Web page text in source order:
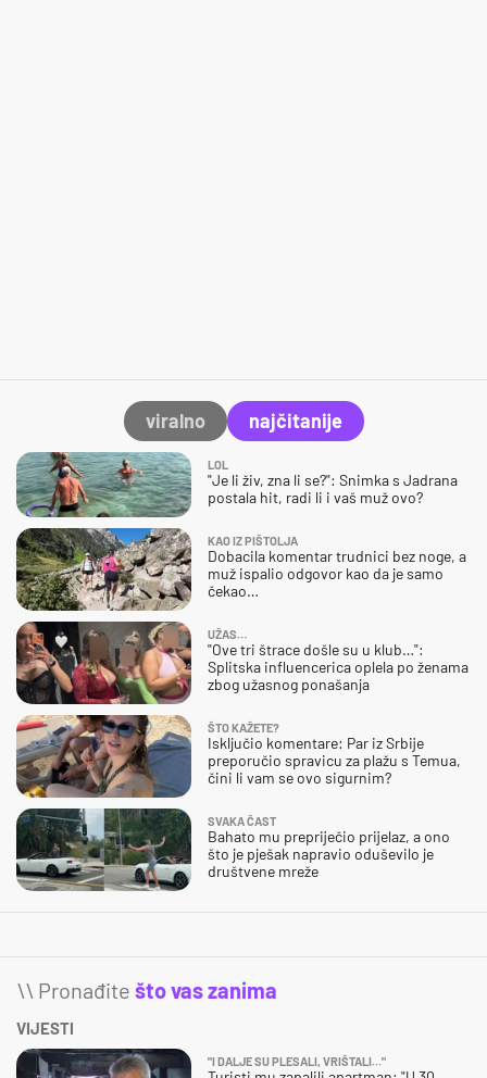
viralno najčitanije
LOL
"Je li živ, zna li se?": Snimka s Jadrana
postala hit, radi li i vaš muž ovo?
KAO IZ PIŠTOLJA
Dobacila komentar trudnici bez noge, a
muž ispalio odgovor kao da je samo
čekao…
UŽAS…
"Ove tri štrace došle su u klub…":
Splitska influencerica oplela po ženama
zbog užasnog ponašanja
ŠTO KAŽETE?
Isključio komentare: Par iz Srbije
preporučio spravicu za plažu s Temua,
čini li vam se ovo sigurnim?
SVAKA ČAST
Bahato mu prepriječio prijelaz, a ono
što je pješak napravio oduševilo je
društvene mreže
\\ Pronađite što vas zanima
VIJESTI
"I DALJE SU PLESALI, VRIŠTALI..."